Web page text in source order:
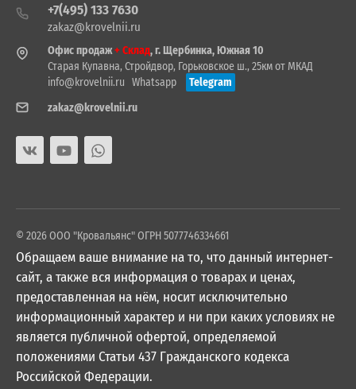
+7(495) 133 7630
zakaz@krovelnii.ru
Офис продаж+ Склад, г. Щербинка, Южная 10
Старая Купавна, Стройдвор, Горьковское ш., 25км от МКАД
info@krovelnii.ru Whatsapp
Telegram
zakaz@krovelnii.ru
© 2026 ООО "Кровальянс" ОГРН 5077746334661
Обращаем ваше внимание на то, что данный интернет-
сайт, а также вся информация о товарах и ценах,
предоставленная на нём, носит исключительно
информационный характер и ни при каких условиях не
является публичной офертой, определяемой
положениями Статьи 437 Гражданского кодекса
Российской Федерации.